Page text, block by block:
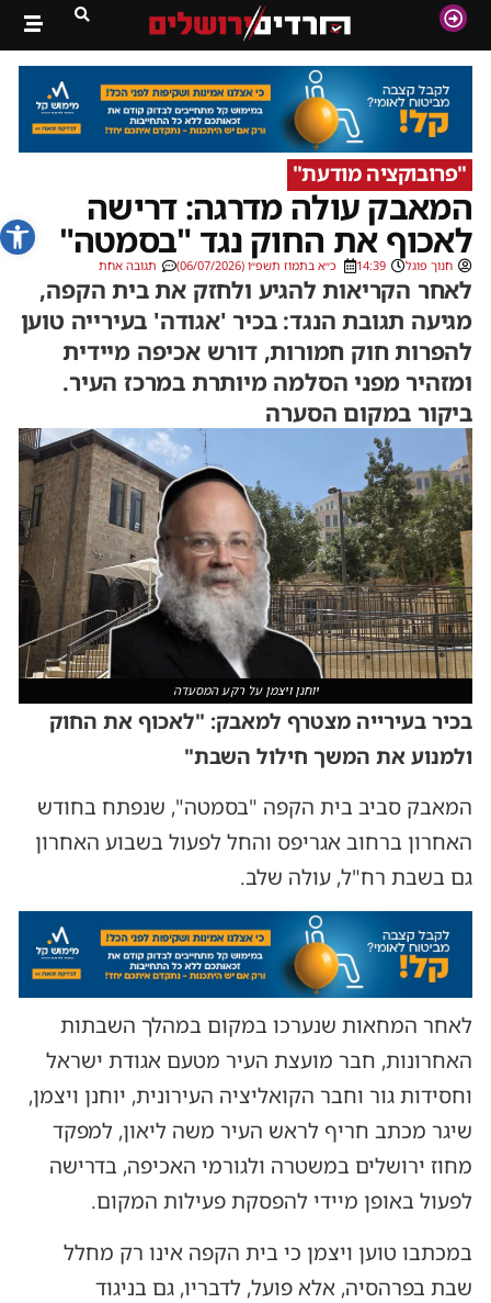
פתח
"פרובוקציה מודעת"
המאבק עולה מדרגה: דרישה
לאכוף את החוק נגד "בסמטה"
חנוך פוגל 14:39 כ״א בתמוז תשפ״ו (06/07/2026) תגובה אחת
לאחר הקריאות להגיע ולחזק את בית הקפה,
מגיעה תגובת הנגד: בכיר 'אגודה' בעירייה טוען
להפרות חוק חמורות, דורש אכיפה מיידית
ומזהיר מפני הסלמה מיותרת במרכז העיר.
ביקור במקום הסערה
יוחנן ויצמן על רקע המסעדה
בכיר בעירייה מצטרף למאבק: "לאכוף את החוק
ולמנוע את המשך חילול השבת"
המאבק סביב בית הקפה "בסמטה", שנפתח בחודש
האחרון ברחוב אגריפס והחל לפעול בשבוע האחרון
גם בשבת רח"ל, עולה שלב.
לאחר המחאות שנערכו במקום במהלך השבתות
האחרונות, חבר מועצת העיר מטעם אגודת ישראל
וחסידות גור וחבר הקואליציה העירונית, יוחנן ויצמן,
שיגר מכתב חריף לראש העיר משה ליאון, למפקד
מחוז ירושלים במשטרה ולגורמי האכיפה, בדרישה
לפעול באופן מיידי להפסקת פעילות המקום.
במכתבו טוען ויצמן כי בית הקפה אינו רק מחלל
שבת בפרהסיה, אלא פועל, לדבריו, גם בניגוד